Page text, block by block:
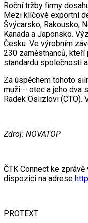
Roční tržby firmy
Mezi klíčové exportní
Švýcarsko, Rakousko,
Kanada a Japonsko.
Česku. Ve výrobním
230 zaměstnanců,
standardu společnosti
Za úspěchem tohoto
muži – otec a jeho dva
Radek Oslizlovi (CTO).
Zdroj: NOVATOP
ČTK Connect ke
dispozici na adrese
PROTEXT